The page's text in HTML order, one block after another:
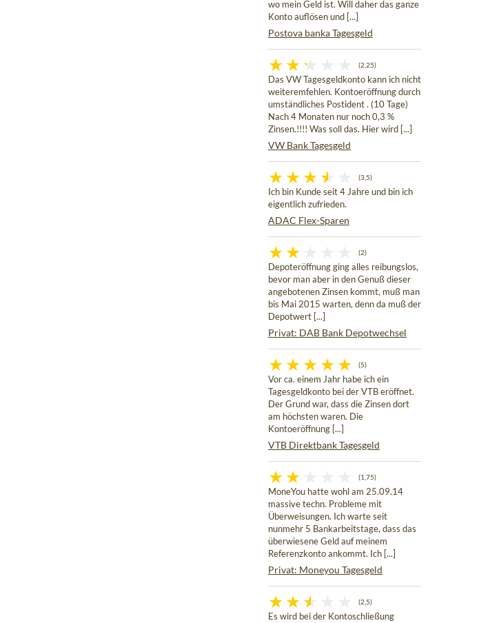
wo mein Geld ist. Will daher das ganze
Konto auflösen und [...]
Postova banka Tagesgeld
(2,25)
Das VW Tagesgeldkonto kann ich nicht
weiteremfehlen. Kontoeröffnung durch
umständliches Postident . (10 Tage)
Nach 4 Monaten nur noch 0,3 %
Zinsen.!!!! Was soll das. Hier wird [...]
VW Bank Tagesgeld
(3,5)
Ich bin Kunde seit 4 Jahre und bin ich
eigentlich zufrieden.
ADAC Flex-Sparen
(2)
Depoteröffnung ging alles reibungslos,
bevor man aber in den Genuß dieser
angebotenen Zinsen kommt, muß man
bis Mai 2015 warten, denn da muß der
Depotwert [...]
Privat: DAB Bank Depotwechsel
(5)
Vor ca. einem Jahr habe ich ein
Tagesgeldkonto bei der VTB eröffnet.
Der Grund war, dass die Zinsen dort
am höchsten waren. Die
Kontoeröffnung [...]
VTB Direktbank Tagesgeld
(1,75)
MoneYou hatte wohl am 25.09.14
massive techn. Probleme mit
Überweisungen. Ich warte seit
nunmehr 5 Bankarbeitstage, dass das
überwiesene Geld auf meinem
Referenzkonto ankommt. Ich [...]
Privat: Moneyou Tagesgeld
(2,5)
Es wird bei der Kontoschließung